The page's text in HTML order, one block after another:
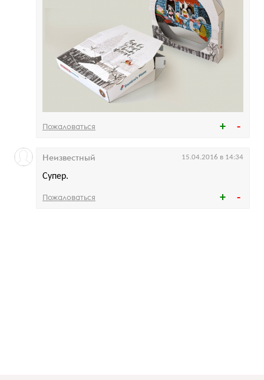
Пожаловаться
Супер.
Неизвестный 15.04.2016 в 14:34
Пожаловаться